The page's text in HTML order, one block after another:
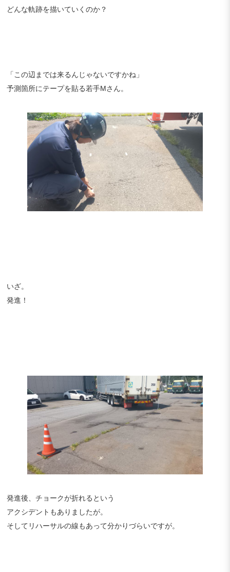
どんな軌跡を描いていくのか？
「この辺までは来るんじゃないですかね」
予測箇所にテープを貼る若手Mさん。
いざ。
発進！
発進後、チョークが折れるという
アクシデントもありましたが。
そしてリハーサルの線もあって分かりづらいですが。